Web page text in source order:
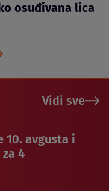
osuđivana lica
Vidi sve
10. avgusta i
4